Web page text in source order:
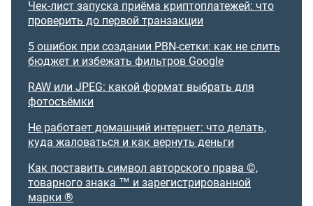
Чек-лист запуска приёма криптоплатежей: что
проверить до первой транзакции
5 ошибок при создании PBN-сетки: как не слить
бюджет и избежать фильтров Google
RAW или JPEG: какой формат выбрать для
фотосъёмки
Не работает домашний интернет: что делать,
куда жаловаться и как вернуть деньги
Как поставить символ авторского права ©,
товарного знака ™ и зарегистрированной
марки ®